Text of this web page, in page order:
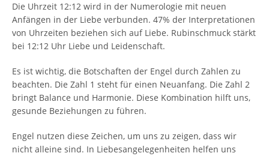
Die Uhrzeit 12:12 wird in der Numerologie mit neuen
Anfängen in der Liebe verbunden. 47% der Interpretationen
von Uhrzeiten beziehen sich auf Liebe. Rubinschmuck stärkt
bei 12:12 Uhr Liebe und Leidenschaft.
Es ist wichtig, die Botschaften der Engel durch Zahlen zu
beachten. Die Zahl 1 steht für einen Neuanfang. Die Zahl 2
bringt Balance und Harmonie. Diese Kombination hilft uns,
gesunde Beziehungen zu führen.
Engel nutzen diese Zeichen, um uns zu zeigen, dass wir
nicht alleine sind. In Liebesangelegenheiten helfen uns